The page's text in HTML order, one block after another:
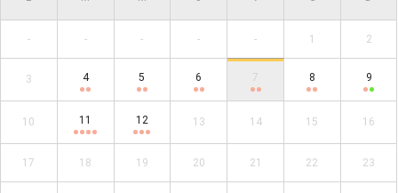
- - - - - 1 2
3 4 5 6 7 8 9
10 11 12 13 14 15 16
17 18 19 20 21 22 23